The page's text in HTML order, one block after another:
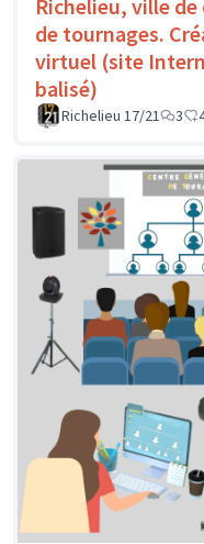
Richelieu, ville
de tournages.
virtuel (site
balisé)
Richelieu 17/21 3